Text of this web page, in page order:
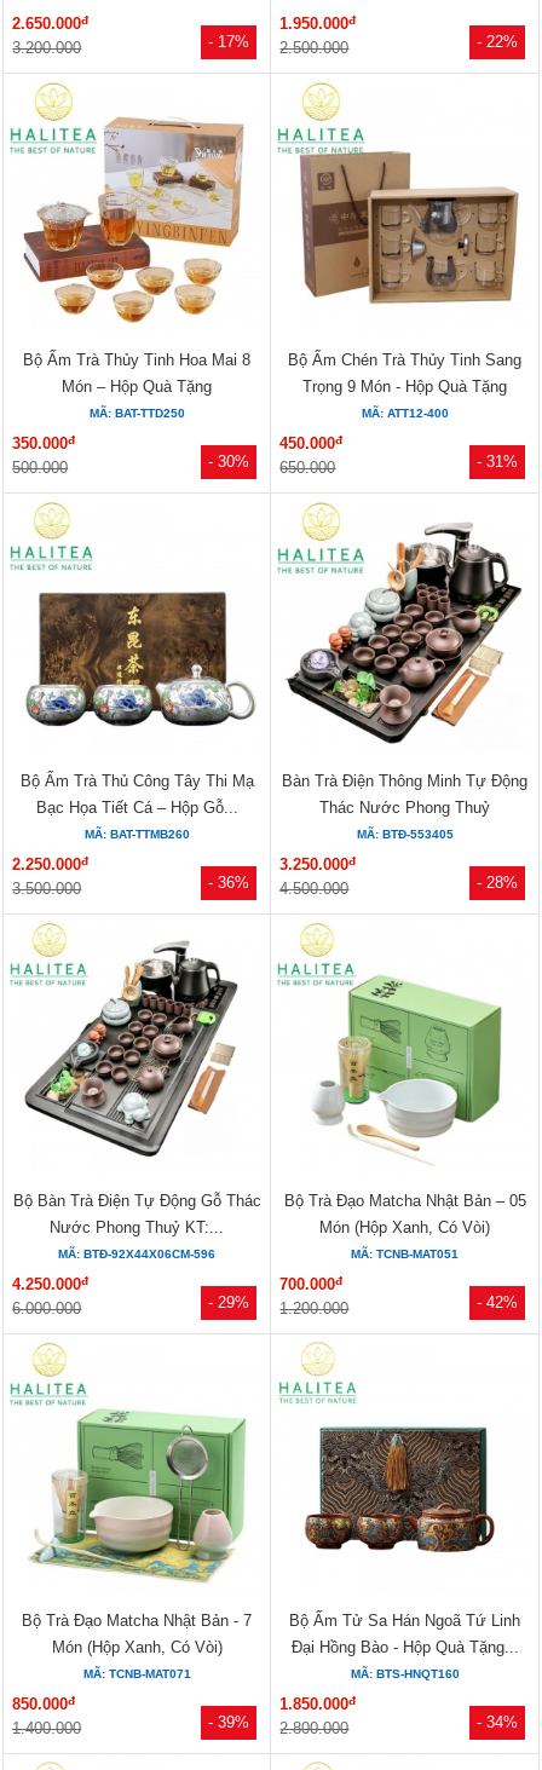
- 17%
2.650.000đ
3.200.000 - 22%
1.950.000đ
2.500.000
- 30%
Bộ Ấm Trà Thủy Tinh Hoa Mai 8
Món – Hộp Quà Tặng
MÃ: BAT-TTD250
350.000đ
500.000 - 31%
Bộ Ấm Chén Trà Thủy Tinh Sang
Trọng 9 Món - Hộp Quà Tặng
MÃ: ATT12-400
450.000đ
650.000
- 36%
Bộ Ấm Trà Thủ Công Tây Thi Mạ
Bạc Họa Tiết Cá – Hộp Gỗ...
MÃ: BAT-TTMB260
2.250.000đ
3.500.000 - 28%
Bàn Trà Điện Thông Minh Tự Động
Thác Nước Phong Thuỷ
MÃ: BTĐ-553405
3.250.000đ
4.500.000
- 29%
Bộ Bàn Trà Điện Tự Động Gỗ Thác
Nước Phong Thuỷ KT:...
MÃ: BTĐ-92X44X06CM-596
4.250.000đ
6.000.000 - 42%
Bộ Trà Đạo Matcha Nhật Bản – 05
Món (Hộp Xanh, Có Vòi)
MÃ: TCNB-MAT051
700.000đ
1.200.000
- 39%
Bộ Trà Đạo Matcha Nhật Bản - 7
Món (Hộp Xanh, Có Vòi)
MÃ: TCNB-MAT071
850.000đ
1.400.000 - 34%
Bộ Ấm Tử Sa Hán Ngoã Tứ Linh
Đại Hồng Bào - Hộp Quà Tặng...
MÃ: BTS-HNQT160
1.850.000đ
2.800.000